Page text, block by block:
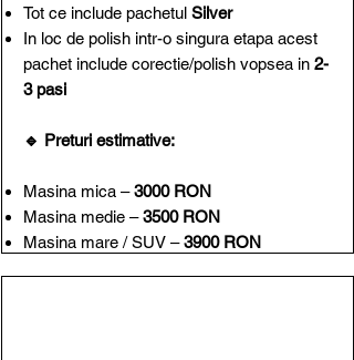
Tot ce include pachetul Silver
​In loc de polish intr-o singura etapa acest
pachet include corectie/polish vopsea in 2-
3 pasi
🔹 Preturi estimative:
Masina mica –3000 RON
Masina medie –3500 RON
Masina mare / SUV –3900 RON